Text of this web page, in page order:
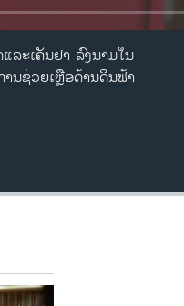
ລະເຄັນຢາ ລົງນາມໃນ
ນຊ່ວຍເຫຼືອດ້ານດິນຟ້າ